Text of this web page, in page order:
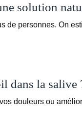
solution
de personnes. On
dans la salive
douleurs ou